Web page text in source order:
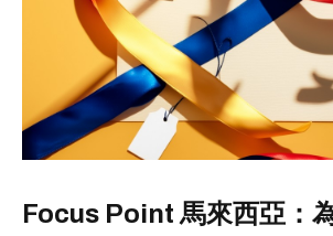
Focus Point 馬來西亞：